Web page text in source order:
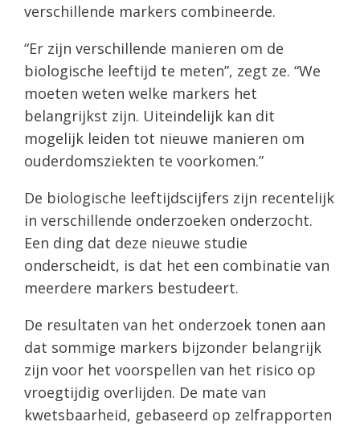
verschillende markers combineerde.
“Er zijn verschillende manieren om de
biologische leeftijd te meten”, zegt ze. “We
moeten weten welke markers het
belangrijkst zijn. Uiteindelijk kan dit
mogelijk leiden tot nieuwe manieren om
ouderdomsziekten te voorkomen.”
De biologische leeftijdscijfers zijn recentelijk
in verschillende onderzoeken onderzocht.
Een ding dat deze nieuwe studie
onderscheidt, is dat het een combinatie van
meerdere markers bestudeert.
De resultaten van het onderzoek tonen aan
dat sommige markers bijzonder belangrijk
zijn voor het voorspellen van het risico op
vroegtijdig overlijden. De mate van
kwetsbaarheid, gebaseerd op zelfrapporten